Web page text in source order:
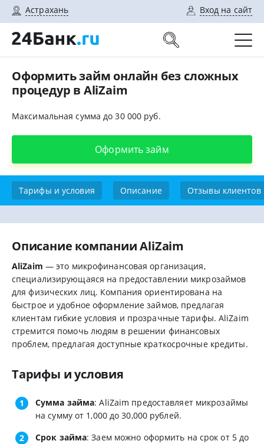
Астрахань Вход на сайт
Оформить займ онлайн без сложных
процедур в AliZaim
Максимальная сумма до 30 000 руб.
Оформить займ
Тарифы и условия Описание Отзывы клиентов
Описание компании AliZaim
AliZaim — это микрофинансовая организация,
специализирующаяся на предоставлении микрозаймов
для физических лиц. Компания ориентирована на
быстрое и удобное оформление займов, предлагая
клиентам гибкие условия и прозрачные тарифы. AliZaim
стремится помочь людям в решении финансовых
проблем, предлагая доступные краткосрочные кредиты.
Тарифы и условия
Сумма займа: AliZaim предоставляет микрозаймы
на сумму от 1,000 до 30,000 рублей.
Срок займа: Заем можно оформить на срок от 5 до